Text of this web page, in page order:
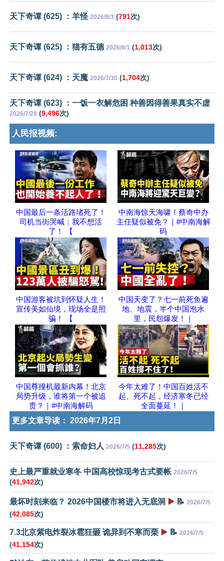
天下奇谭 (625) ：羊怪 2026/8/3 (791次)
天下奇谭 (625) ：猫有五德 2026/8/1 (1,013次)
天下奇谭 (624) ：天魔 2026/7/30 (1,704次)
天下奇谭 (623) ：一饭一衣解危困 种善因得善果真实不虚
2026/7/29 (9,496次)
人民报视频:
中国最后一条活路堵死了！
司机当街哭喊：我不想活
了！ 【
中南海惊天海啸！蔡奇中办
主任疑似被免？｜#中南海解
码
中国游客被坑到怀疑人生！
宣传美如仙境，现场全是照
骗！ 【
中国天变了？七一前死鱼遍
地、地震，半个中国泡水
里，民怨爆发！｜
中国尊撞机最新内幕！北京
局势升级，谁将第一个被追
责？｜#中南海解码
今年太难了！中国百姓活不
起、死不起，经济寒冬已经
全面蔓延！｜
更多文章导读： 2026年7月2日
天下奇谭 (600) ：索命妇人 2026/7/5 (11,285次)
史上最严重就业寒冬 中国高校惊现考古式要帐 2026/7/5
(41,942次)
最坏时刻来临？ 2026中国楼市将进入无底洞 ▶️ 📝 2026/7/5
(42,085次)
7.3北京紫电炸裂冰雹狂砸 诡异到不寒而栗 ▶️ 📝 2026/7/5
(41,154次)